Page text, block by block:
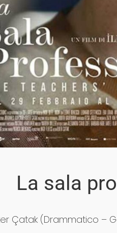
La sala
Çatak (Drammatico –